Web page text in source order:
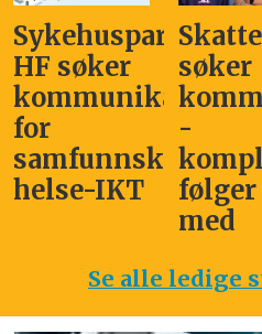
Sykehuspartner
HF søker
for
samfunnskritisk
helse-IKT
søker
-
følger
med
Se alle ledige